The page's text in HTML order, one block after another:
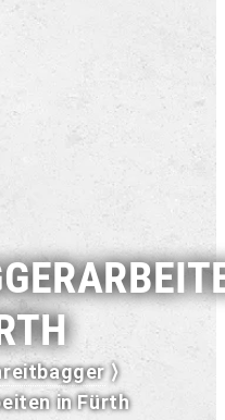
⟩
in Fürth